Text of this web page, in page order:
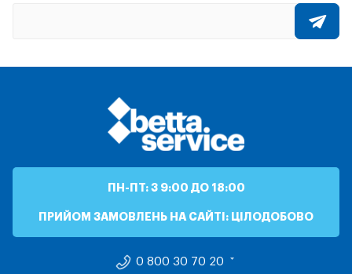
ПН-ПТ: З 9:00 ДО 18:00
ПРИЙОМ ЗАМОВЛЕНЬ НА САЙТІ: ЦІЛОДОБОВО
0 800 30 70 20